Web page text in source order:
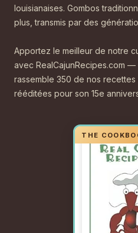
louisianaises. Gombos
plus, transmis par des
Apportez le meilleur de notre
avec RealCajunRecipes.com
rassemble 350 de nos
rééditées pour son 15e